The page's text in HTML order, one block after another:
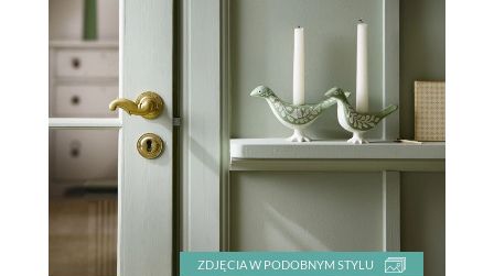
ZDJĘCIA W PODOBNYM STYLU